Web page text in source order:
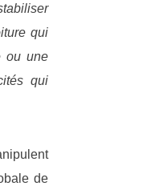
qui
ou une
qui
de